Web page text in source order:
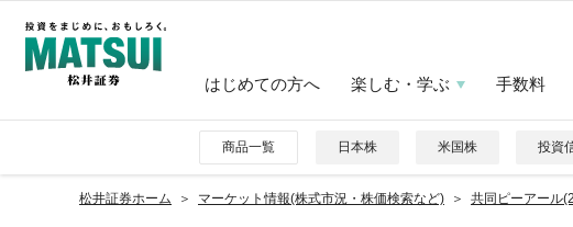
はじめての方へ 楽しむ・学ぶ 手数料
商品一覧 日本株 米国株 投資
松井証券ホーム マーケット情報(株式市況・株価検索など) 共同ピーアール